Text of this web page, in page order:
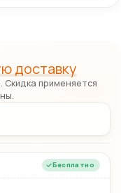
доставку
Скидка применяется
Бесплатно